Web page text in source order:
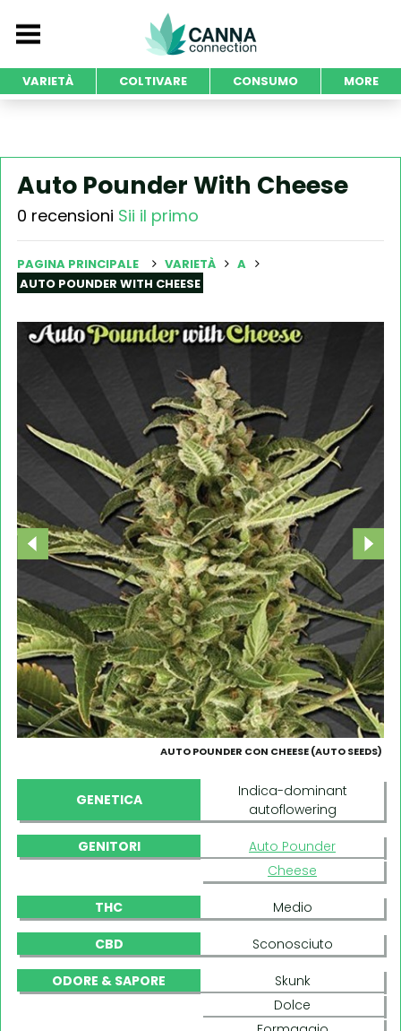
VARIETÀ COLTIVARE CONSUMO MORE
Auto Pounder With Cheese
0 recensioni Sii il primo
PAGINA PRINCIPALE VARIETÀ
A
AUTO POUNDER WITH CHEESE
AUTO POUNDER CON CHEESE (AUTO SEEDS)
GENETICA
Indica-dominant
autoflowering
GENITORI
Auto Pounder
Cheese
THC Medio
CBD Sconosciuto
ODORE & SAPORE
Skunk
Dolce